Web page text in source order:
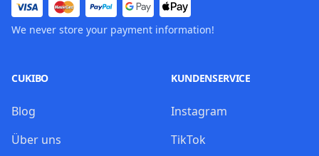
We never store your payment information!
CUKIBO
Blog
Über uns
KUNDENSERVICE
Instagram
TikTok